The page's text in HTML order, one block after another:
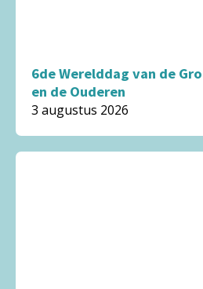
6de Wereld­dag van de
en de Ouderen
3 augustus 2026